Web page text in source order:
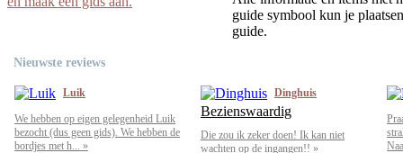
guide symbool kun je
guide.
Nieuwste reviews
Luik
We hebben op eigen gelegenheid Luik
bezocht (dus geen gids). We hebben de
bordjes met h... »
Dinghuis
Bezienswaardig
Die zou ik zeker doen! Ik kan niet
wachten op de ingangen!! »